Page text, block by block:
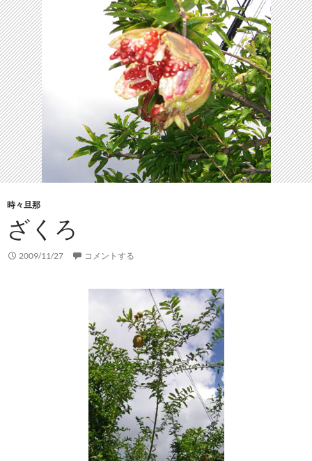
時々旦那
ざくろ
2009/11/27 コメントする